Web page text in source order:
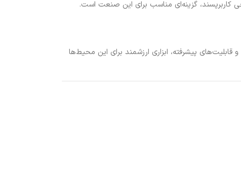
پیشرفته، ابزاری ارزشمند برای این محیط‌ها